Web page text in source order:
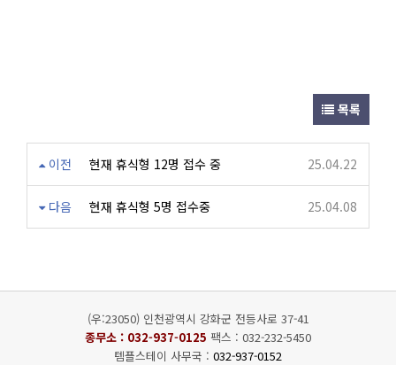
목록
이전 현재 휴식형 12명 접수 중 25.04.22
다음 현재 휴식형 5명 접수중 25.04.08
(우:23050) 인천광역시 강화군 전등사로 37-41
종무소 : 032-937-0125 팩스 : 032-232-5450
템플스테이 사무국 : 032-937-0152